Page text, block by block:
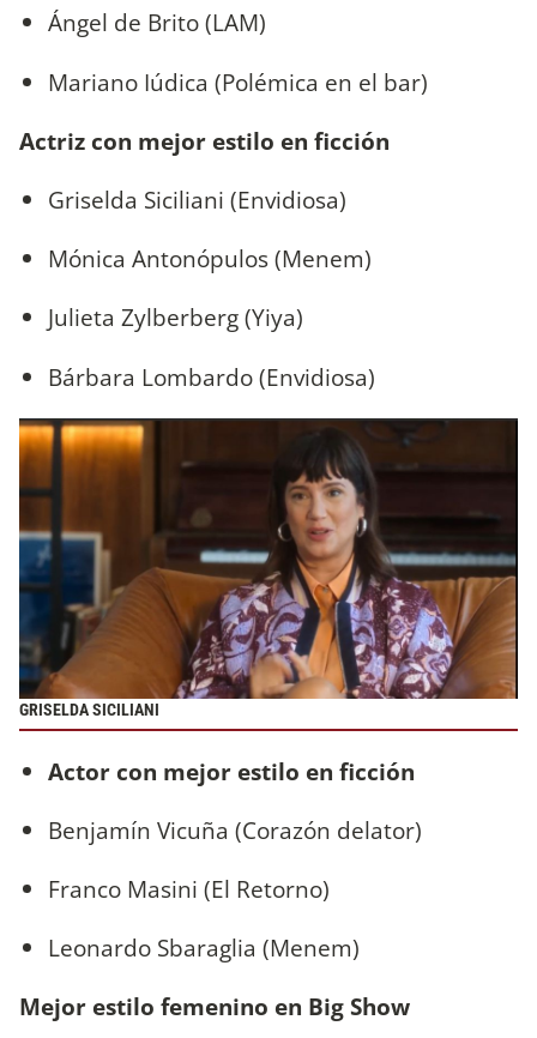
Ángel de Brito (LAM)
Mariano Iúdica (Polémica en el bar)
Actriz con mejor estilo en ficción
Griselda Siciliani (Envidiosa)
Mónica Antonópulos (Menem)
Julieta Zylberberg (Yiya)
Bárbara Lombardo (Envidiosa)
GRISELDA SICILIANI
Actor con mejor estilo en ficción
Benjamín Vicuña (Corazón delator)
Franco Masini (El Retorno)
Leonardo Sbaraglia (Menem)
Mejor estilo femenino en Big Show